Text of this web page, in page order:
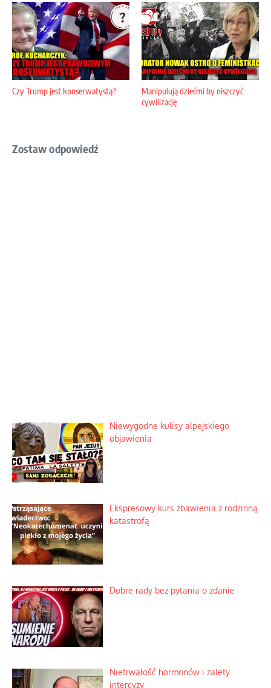
Czy Trump jest konserwatystą?
Manipulują dziećmi by niszczyć
cywilizację
Zostaw odpowiedź
Niewygodne kulisy alpejskiego
objawienia
Ekspresowy kurs zbawienia z rodzinną
katastrofą
Dobre rady bez pytania o zdanie
Nietrwałość hormonów i zalety
intercyzy